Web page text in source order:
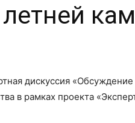
дискуссия
в рамках проекта